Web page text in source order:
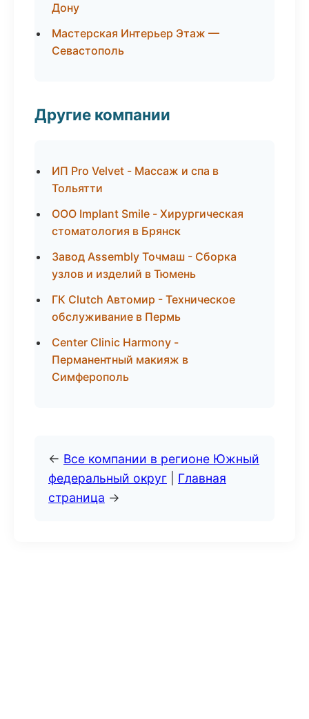
Дону
Мастерская Интерьер Этаж —
Севастополь
Другие компании
ИП Pro Velvet - Массаж и спа в
Тольятти
ООО Implant Smile - Хирургическая
стоматология в Брянск
Завод Assembly Точмаш - Сборка
узлов и изделий в Тюмень
ГК Clutch Автомир - Техническое
обслуживание в Пермь
Center Clinic Harmony -
Перманентный макияж в
Симферополь
← Все компании в регионе Южный
федеральный округ
Главная
страница →